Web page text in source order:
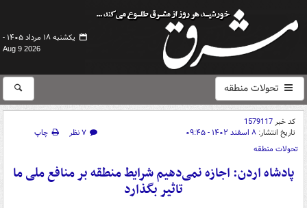
یکشنبه ۱۸ مرداد ۱۴۰۵ -
Aug 9 2026
تحولات منطقه
کد خبر1579117
تاریخ انتشار: ۸ اسفند ۱۴۰۲ - ۰۹:۴۵ ۷ نظر
چاپ
تحولات منطقه
پادشاه اردن: اجازه نمی‌دهیم شرایط منطقه بر منافع ملی‌ ما
تاثیر بگذارد